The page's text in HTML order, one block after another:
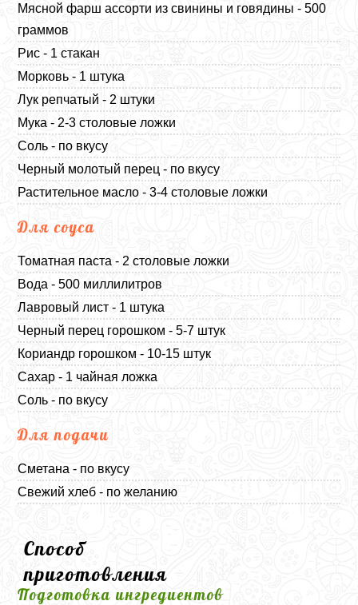
Мясной фарш ассорти из свинины и говядины - 500
граммов
Рис - 1 стакан
Морковь - 1 штука
Лук репчатый - 2 штуки
Мука - 2-3 столовые ложки
Соль - по вкусу
Черный молотый перец - по вкусу
Растительное масло - 3-4 столовые ложки
Для соуса
Томатная паста - 2 столовые ложки
Вода - 500 миллилитров
Лавровый лист - 1 штука
Черный перец горошком - 5-7 штук
Кориандр горошком - 10-15 штук
Сахар - 1 чайная ложка
Соль - по вкусу
Для подачи
Сметана - по вкусу
Свежий хлеб - по желанию
Способ
приготовления
Подготовка ингредиентов